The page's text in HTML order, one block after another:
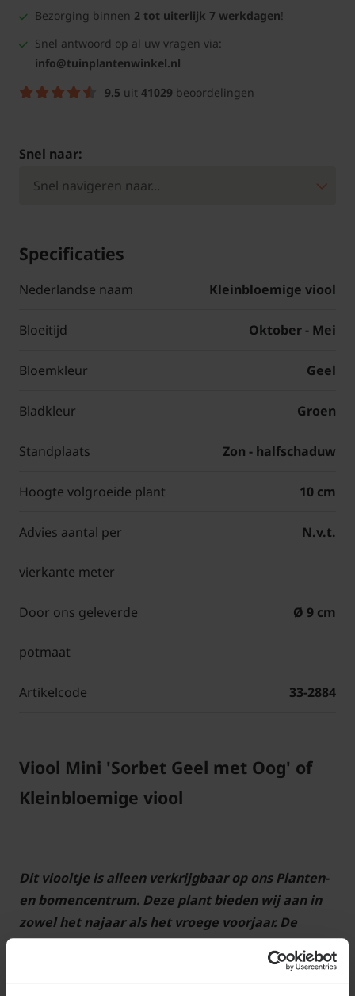
Bezorging binnen 2 tot uiterlijk 7 werkdagen!
Snel antwoord op al uw vragen via:
info@tuinplantenwinkel.nl
9.5 uit 41029 beoordelingen
Snel naar:
Specificaties
Nederlandse naam Kleinbloemige viool
Bloeitijd Oktober - Mei
Bloemkleur Geel
Bladkleur Groen
Standplaats Zon - halfschaduw
Hoogte volgroeide plant 10 cm
Advies aantal per
vierkante meter
N.v.t.
Door ons geleverde
potmaat
Ø 9 cm
Artikelcode 33-2884
Viool Mini 'Sorbet Geel met Oog' of
Kleinbloemige viool
Dit viooltje is alleen verkrijgbaar op ons Planten-
en bomencentrum. Deze plant bieden wij aan in
zowel het najaar als het vroege voorjaar. De
najaarsperiode waarbinnen wij deze plant
aanbieden ligt globaal tussen eind september en
midden november; in het voorjaar tussen de